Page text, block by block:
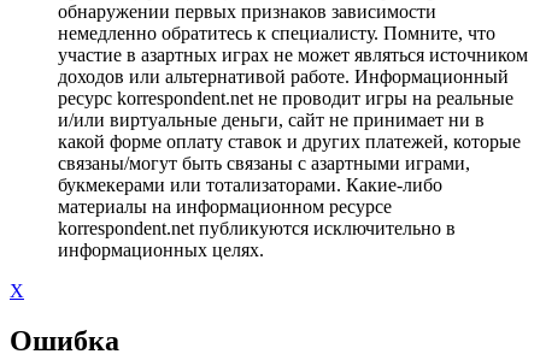
обнаружении первых признаков зависимости
немедленно обратитесь к специалисту. Помните, что
участие в азартных играх не может являться источником
доходов или альтернативой работе. Информационный
ресурс korrespondent.net не проводит игры на реальные
и/или виртуальные деньги, сайт не принимает ни в
какой форме оплату ставок и других платежей, которые
связаны/могут быть связаны с азартными играми,
букмекерами или тотализаторами. Какие-либо
материалы на информационном ресурсе
korrespondent.net публикуются исключительно в
информационных целях.
X
Ошибка